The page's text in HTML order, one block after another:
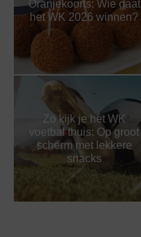
Oranjekoorts: Wie gaat
het WK 2026 winnen?
Zo kijk je het WK
voetbal thuis: Op groot
scherm met lekkere
snacks